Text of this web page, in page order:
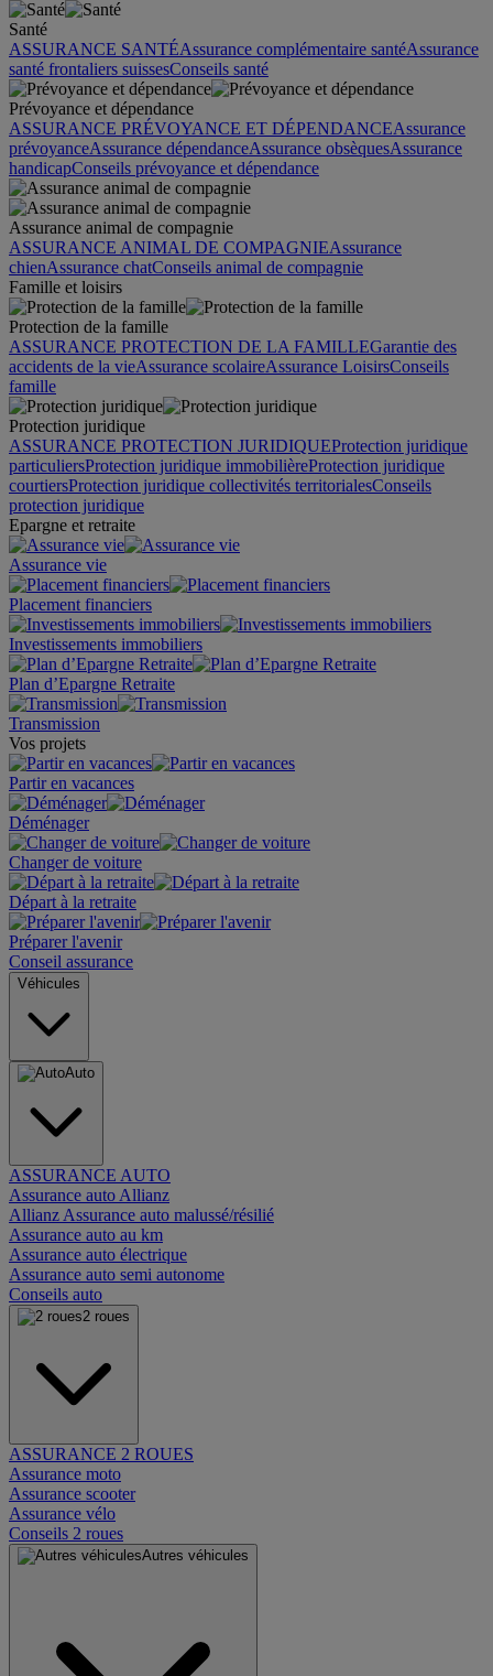
Santé
ASSURANCE SANTÉAssurance complémentaire santéAssurance
santé frontaliers suissesConseils santé
Prévoyance et dépendance
ASSURANCE PRÉVOYANCE ET DÉPENDANCEAssurance
prévoyanceAssurance dépendanceAssurance obsèquesAssurance
handicapConseils prévoyance et dépendance
Assurance animal de compagnie
ASSURANCE ANIMAL DE COMPAGNIEAssurance
chienAssurance chatConseils animal de compagnie
Famille et loisirs
Protection de la famille
ASSURANCE PROTECTION DE LA FAMILLEGarantie des
accidents de la vieAssurance scolaireAssurance LoisirsConseils
famille
Protection juridique
ASSURANCE PROTECTION JURIDIQUEProtection juridique
particuliersProtection juridique immobilièreProtection juridique
courtiersProtection juridique collectivités territorialesConseils
protection juridique
Epargne et retraite
Assurance vie
Placement financiers
Investissements immobiliers
Plan d’Epargne Retraite
Transmission
Vos projets
Partir en vacances
Déménager
Changer de voiture
Départ à la retraite
Préparer l'avenir
Conseil assurance
Véhicules
Auto
ASSURANCE AUTO
Assurance auto Allianz
Allianz Assurance auto malussé/résilié
Assurance auto au km
Assurance auto électrique
Assurance auto semi autonome
Conseils auto
2 roues
ASSURANCE 2 ROUES
Assurance moto
Assurance scooter
Assurance vélo
Conseils 2 roues
Autres véhicules